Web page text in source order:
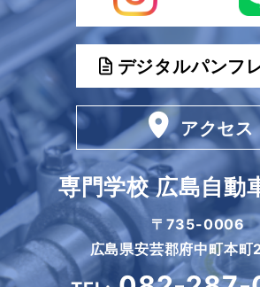
デジタルパンフ
アクセス
専門学校 広島自動
〒735-0006
広島県安芸郡府中町本